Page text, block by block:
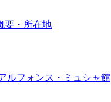
要・所在地
ルフォンス・ミュシャ館